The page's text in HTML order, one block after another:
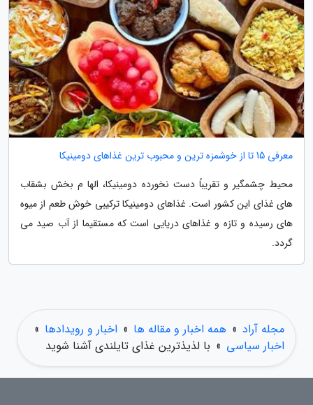
معرفی 15 تا از خوشمزه ترین و محبوب ترین غذاهای دومینیکا
محیط چشمگیر و تقریباً دست نخورده دومینیکا، الها م بخش بشقاب
های غذای این کشور است. غذاهای دومینیکا ترکیبی خوش طعم از میوه
های رسیده و تازه و غذاهای دریایی است که مستقیما از آب صید می
گردد.
مجله آراد » همه اخبار و مقاله ها » اخبار و رویدادها »
اخبار سیاسی » با لذیذترین غذای تایلندی آشنا شوید